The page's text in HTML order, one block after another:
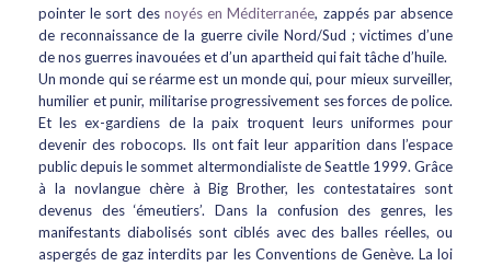
pointer le sort des noyés en Méditerranée, zappés par absence
de reconnaissance de la guerre civile Nord/Sud ; victimes d’une
de nos guerres inavouées et d’un apartheid qui fait tâche d’huile.
Un monde qui se réarme est un monde qui, pour mieux surveiller,
humilier et punir, militarise progressivement ses forces de police.
Et les ex-gardiens de la paix troquent leurs uniformes pour
devenir des robocops. Ils ont fait leur apparition dans l’espace
public depuis le sommet altermondialiste de Seattle 1999. Grâce
à la novlangue chère à Big Brother, les contestataires sont
devenus des ‘émeutiers’. Dans la confusion des genres, les
manifestants diabolisés sont ciblés avec des balles réelles, ou
aspergés de gaz interdits par les Conventions de Genève. La loi